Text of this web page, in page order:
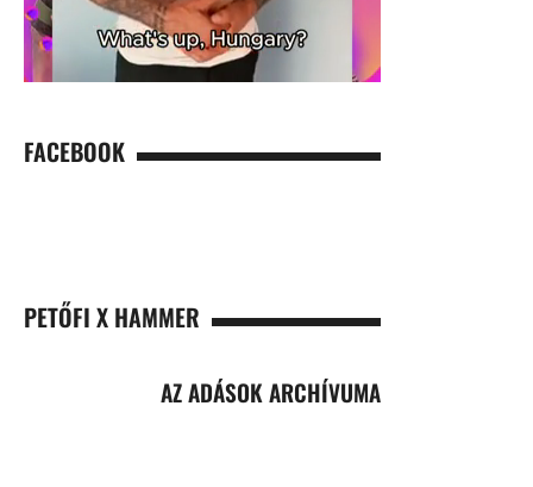
FACEBOOK
PETŐFI X HAMMER
AZ ADÁSOK ARCHÍVUMA